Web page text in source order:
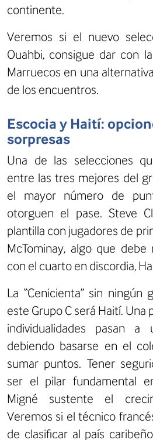
continente.
Veremos si el nuevo
Ouahbi, consigue dar con
Marruecos en una
de los encuentros.
Escocia y Haití:
sorpresas
Una de las selecciones
entre las tres mejores del
el mayor número de
otorguen el pase. Steve
plantilla con jugadores de
McTominay, algo que
con el cuarto en discordia,
La “Cenicienta” sin ningún
este Grupo C será Haití. Una
individualidades pasan a
debiendo basarse en el
sumar puntos. Tener
ser el pilar fundamental
Migné sustente el
Veremos si el técnico
de clasificar al país